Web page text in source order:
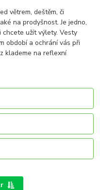
větrem, deštěm, či
na prodyšnost. Je jedno,
užít výlety. Vesty
období a ochrání vás při
klademe na reflexní